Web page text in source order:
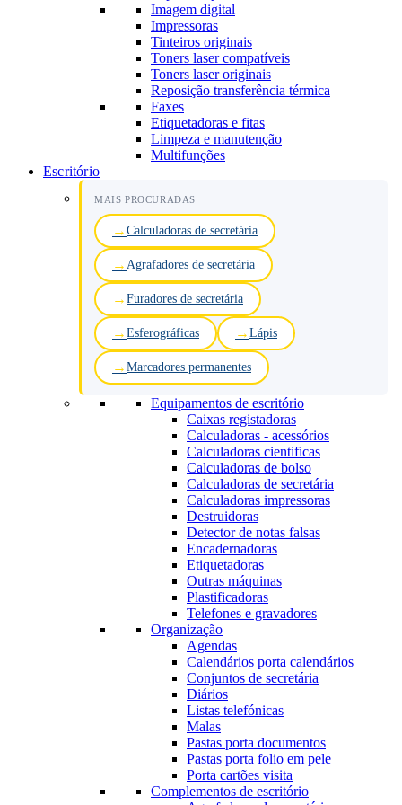
Imagem digital
Impressoras
Tinteiros originais
Toners laser compatíveis
Toners laser originais
Reposição transferência térmica
Faxes
Etiquetadoras e fitas
Limpeza e manutenção
Multifunções
Escritório
MAIS PROCURADAS
Calculadoras de secretária
Agrafadores de secretária
Furadores de secretária
Esferográficas Lápis
Marcadores permanentes
Equipamentos de escritório
Caixas registadoras
Calculadoras - acessórios
Calculadoras cientificas
Calculadoras de bolso
Calculadoras de secretária
Calculadoras impressoras
Destruidoras
Detector de notas falsas
Encadernadoras
Etiquetadoras
Outras máquinas
Plastificadoras
Telefones e gravadores
Organização
Agendas
Calendários porta calendários
Conjuntos de secretária
Diários
Listas telefónicas
Malas
Pastas porta documentos
Pastas porta folio em pele
Porta cartões visita
Complementos de escritório